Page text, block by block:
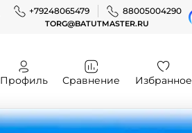
+79248065479 88005004290
TORG@BATUTMASTER.RU
Профиль Сравнение Избранное